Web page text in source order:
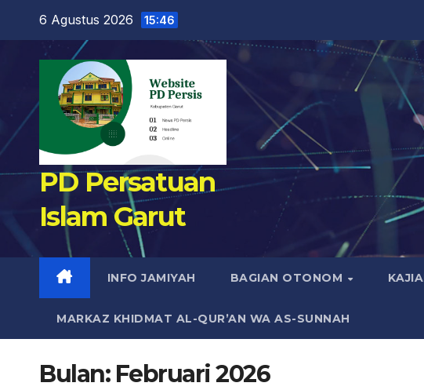
content
6 Agustus 2026 15:46
PD Persatuan
Islam Garut
INFO JAMIYAH BAGIAN OTONOM
MARKAZ KHIDMAT AL-QUR’AN WA AS-SUNNAH
Bulan: Februari 2026